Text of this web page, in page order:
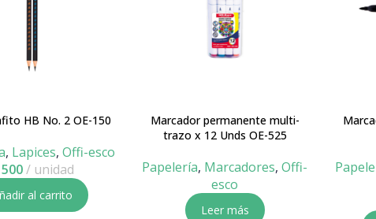
HB No. 2 OE-150
, Lapices, Offi-esco
unidad
al carrito
Marcador permanente multi-
trazo x 12 Unds OE-525
Papelería, Marcadores,Offi-
esco
Leer más